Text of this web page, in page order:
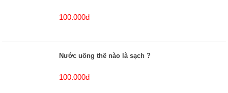
100.000đ
Nước uống thế nào là sạch ?
100.000đ